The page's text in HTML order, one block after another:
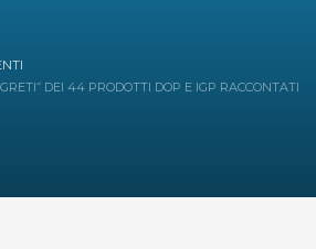
DEI 44 PRODOTTI DOP E IGP RACCONTATI